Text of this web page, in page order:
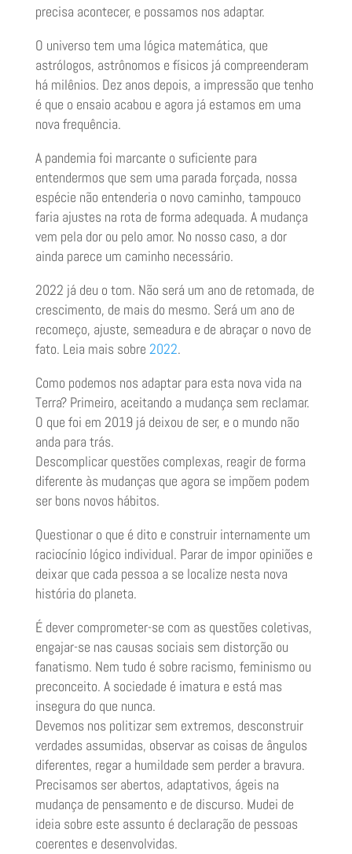
precisa acontecer, e possamos nos adaptar.
O universo tem uma lógica matemática, que
astrólogos, astrônomos e físicos já compreenderam
há milênios. Dez anos depois, a impressão que tenho
é que o ensaio acabou e agora já estamos em uma
nova frequência.
A pandemia foi marcante o suficiente para
entendermos que sem uma parada forçada, nossa
espécie não entenderia o novo caminho, tampouco
faria ajustes na rota de forma adequada. A mudança
vem pela dor ou pelo amor. No nosso caso, a dor
ainda parece um caminho necessário.
2022 já deu o tom. Não será um ano de retomada, de
crescimento, de mais do mesmo. Será um ano de
recomeço, ajuste, semeadura e de abraçar o novo de
fato. Leia mais sobre 2022.
Como podemos nos adaptar para esta nova vida na
Terra? Primeiro, aceitando a mudança sem reclamar.
O que foi em 2019 já deixou de ser, e o mundo não
anda para trás.
Descomplicar questões complexas, reagir de forma
diferente às mudanças que agora se impõem podem
ser bons novos hábitos.
Questionar o que é dito e construir internamente um
raciocínio lógico individual. Parar de impor opiniões e
deixar que cada pessoa a se localize nesta nova
história do planeta.
É dever comprometer-se com as questões coletivas,
engajar-se nas causas sociais sem distorção ou
fanatismo. Nem tudo é sobre racismo, feminismo ou
preconceito. A sociedade é imatura e está mas
insegura do que nunca.
Devemos nos politizar sem extremos, desconstruir
verdades assumidas, observar as coisas de ângulos
diferentes, regar a humildade sem perder a bravura.
Precisamos ser abertos, adaptativos, ágeis na
mudança de pensamento e de discurso. Mudei de
ideia sobre este assunto é declaração de pessoas
coerentes e desenvolvidas.